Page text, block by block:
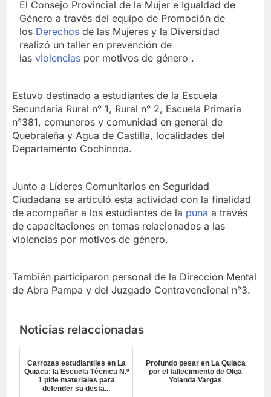
El Consejo Provincial de la Mujer e Igualdad de
Género a través del equipo de Promoción de
los Derechos de las Mujeres y la Diversidad
realizó un taller en prevención de
las violencias por motivos de género .
Estuvo destinado a estudiantes de la Escuela
Secundaria Rural n° 1, Rural n° 2, Escuela Primaria
n°381, comuneros y comunidad en general de
Quebraleña y Agua de Castilla, localidades del
Departamento Cochinoca.
Junto a Líderes Comunitarios en Seguridad
Ciudadana se articuló esta actividad con la finalidad
de acompañar a los estudiantes de la puna a través
de capacitaciones en temas relacionados a las
violencias por motivos de género.
También participaron personal de la Dirección Mental
de Abra Pampa y del Juzgado Contravencional n°3.
Noticias relaccionadas
Carrozas estudiantiles en La
Quiaca: la Escuela Técnica N.º
1 pide materiales para
defender su desta...
Profundo pesar en La Quiaca
por el fallecimiento de Olga
Yolanda Vargas